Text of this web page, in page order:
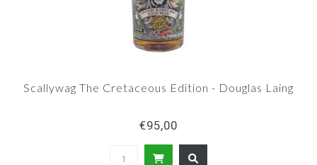
Scallywag The Cretaceous Edition - Douglas Laing
€95,00